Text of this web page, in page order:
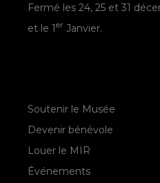
Fermé les 24, 25 et 31
et le 1er Janvier.
Soutenir le Musée
Devenir bénévole
Louer le MIR
Événements